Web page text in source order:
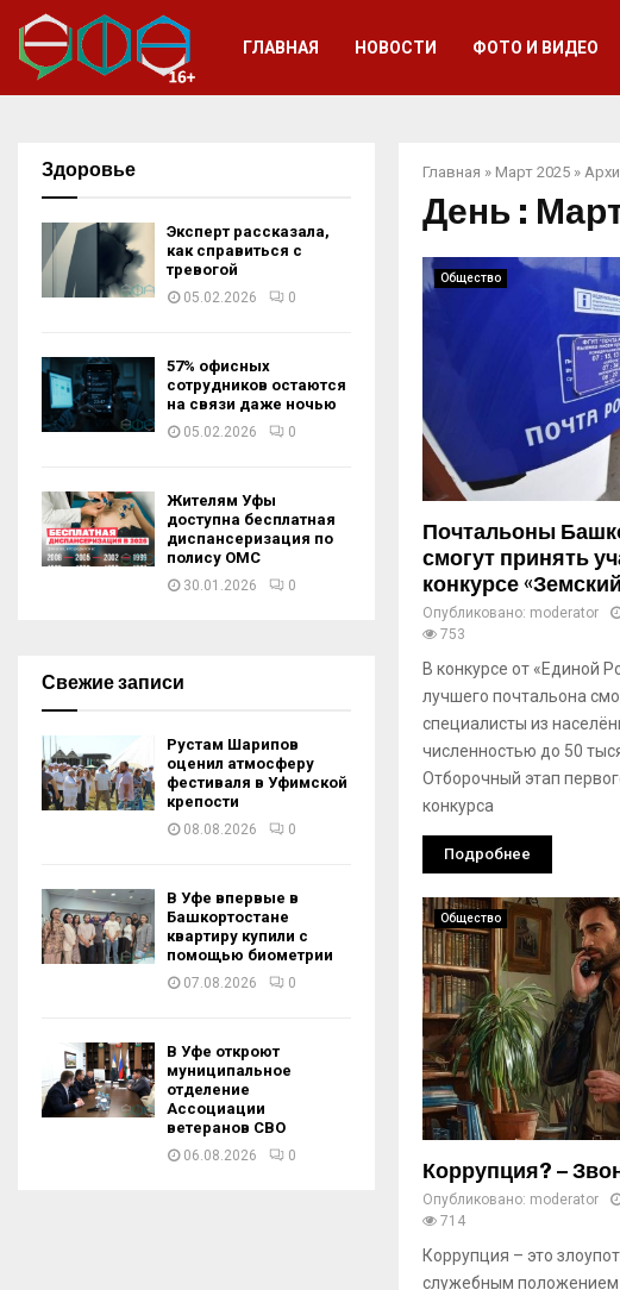
ГЛАВНАЯ НОВОСТИ ФОТО И ВИДЕО
Главная » Март 2025 »
День :
Общество
Почтальоны
смогут принять
конкурсе
Опубликовано: moderator
753
В конкурсе от «Единой
лучшего почтальона
специалисты из
численностью до 50
Отборочный этап
конкурса
Подробнее
Общество
Коррупция? –
Опубликовано: moderator
714
Коррупция – это
служебным положением
Здоровье
Эксперт рассказала,
как справиться с
тревогой
05.02.2026 0
57% офисных
сотрудников остаются
на связи даже ночью
05.02.2026 0
Жителям Уфы
доступна бесплатная
диспансеризация по
полису ОМС
30.01.2026 0
Свежие записи
Рустам Шарипов
оценил атмосферу
фестиваля в Уфимской
крепости
08.08.2026 0
В Уфе впервые в
Башкортостане
квартиру купили с
помощью биометрии
07.08.2026 0
В Уфе откроют
муниципальное
отделение
Ассоциации
ветеранов СВО
06.08.2026 0